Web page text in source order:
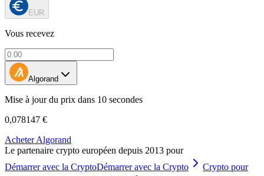
EUR
Vous recevez
Algorand
Mise à jour du prix dans 10 secondes
0,078147 €
Acheter Algorand
Le partenaire crypto européen depuis 2013 pour
Démarrer avec la CryptoDémarrer avec la Crypto
Crypto pour